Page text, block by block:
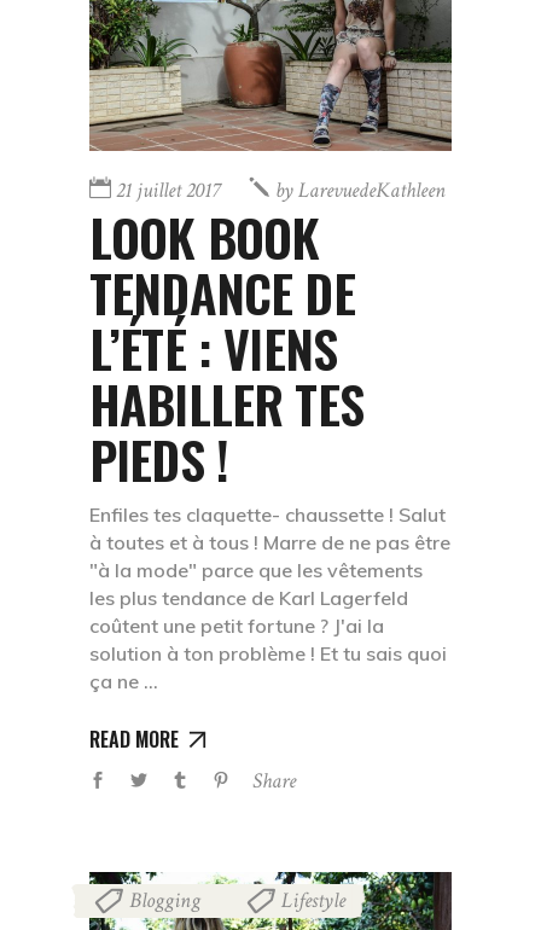
21 juillet 2017 byLarevuedeKathleen
LOOK BOOK
TENDANCE DE
L’ÉTÉ : VIENS
HABILLER TES
PIEDS !
Enfiles tes claquette- chaussette ! Salut
à toutes et à tous ! Marre de ne pas être
"à la mode" parce que les vêtements
les plus tendance de Karl Lagerfeld
coûtent une petit fortune ? J'ai la
solution à ton problème ! Et tu sais quoi
ça ne
READ MORE
Share
Blogging Lifestyle